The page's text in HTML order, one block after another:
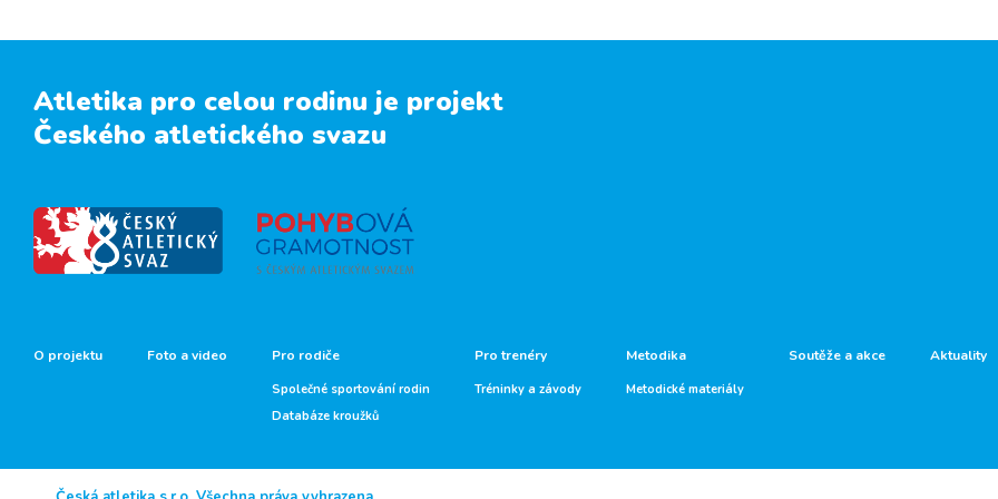
Atletika pro celou rodinu je projekt
Českého atletického svazu
O projektu Foto a video Pro rodiče
Společné sportování rodin
Databáze kroužků
Pro trenéry
Tréninky a závody
Metodika
Metodické materiály
Soutěže a akce Aktuality